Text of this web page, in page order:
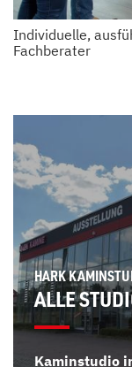
Individuelle,
Fachberater
HARK
ALLE
Kaminstudio